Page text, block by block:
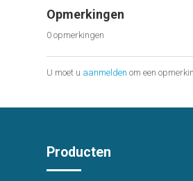
Opmerkingen
0 opmerkingen
U moet u aanmelden om een
Producten